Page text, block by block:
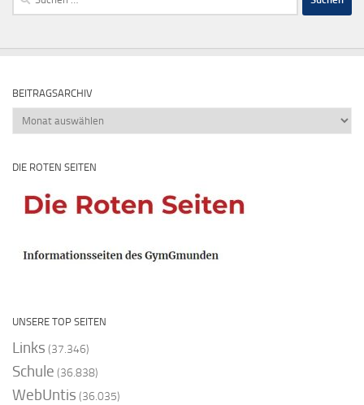
BEITRAGSARCHIV
Beitragsarchiv
DIE ROTEN SEITEN
UNSERE TOP SEITEN
Links (37.346)
Schule (36.838)
WebUntis (36.035)